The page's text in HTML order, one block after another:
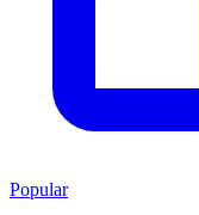
Popular